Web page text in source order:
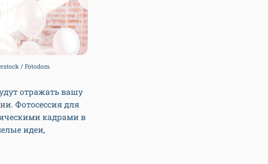
/ Fotodom
отражать вашу
Фотосессия для
кадрами в
идеи,